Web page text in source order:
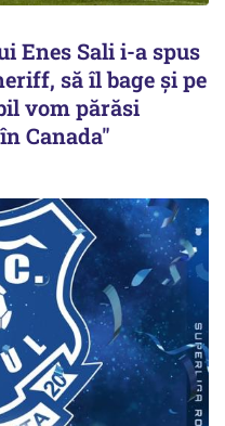
Enes Sali i-a spus
să îl bage şi pe
vom părăsi
Canada"